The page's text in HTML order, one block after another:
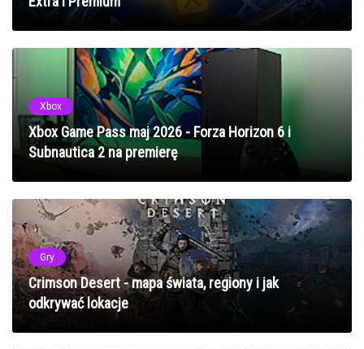
Xbox
Xbox Game Pass maj 2026 - Forza Horizon 6 i
Subnautica 2 na premierę
Gry
Crimson Desert - mapa świata, regiony i jak
odkrywać lokacje